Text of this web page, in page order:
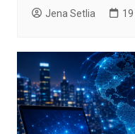
Jena Setlia